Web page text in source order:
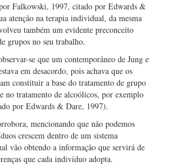
Falkowski, 1997, citado por Edwards &
atenção na terapia individual, da mesma
também um evidente preconceito
grupos no seu trabalho.
se que um contemporâneo de Jung e
em desacordo, pois achava que os
constituir a base do tratamento de grupo
no tratamento de alcoólicos, por exemplo
por Edwards & Dare, 1997).
mencionando que não podemos
crescem dentro de um sistema
vão obtendo a informação que servirá de
que cada indivíduo adopta.